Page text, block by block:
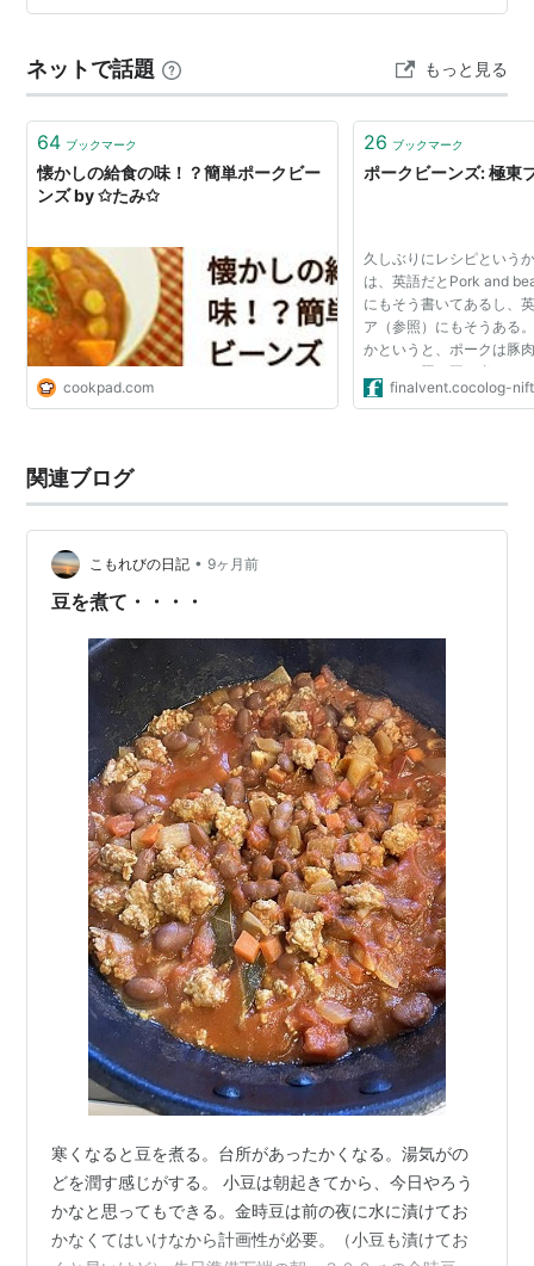
〇イカゲソ・卵・白ネギ・豆腐・小麦粉・塩・コショ
ネットで話題 もっと見る
64 ブックマーク
懐かしの給食の味！？簡単ポークビー
ンズ by ✩たみ✩
cookpad.com
26 ブックマーク
ポークビーンズ: 極東
久しぶりにレシピという
は、英語だとPork and
にもそう書いてあるし、
ア（参照）にもそうある
かというと、ポークは豚
なので、豚と豆を煮たも
にはトマトソースの豆煮
finalvent.cocolog-
関連ブログ
こもれびの日記 • 9ヶ月前
豆を煮て・・・・
寒くなると豆を煮る。台所があったかくなる。湯気がの
どを潤す感じがする。 小豆は朝起きてから、今日やろう
かなと思ってもできる。金時豆は前の夜に水に漬けてお
かなくてはいけなから計画性が必要。（小豆も漬けてお